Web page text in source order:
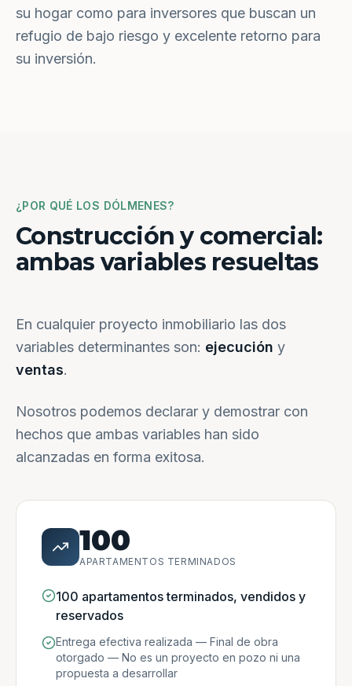
su hogar como para inversores que buscan un
refugio de bajo riesgo y excelente retorno para
su inversión.
¿POR QUÉ LOS DÓLMENES?
Construcción y comercial:
ambas variables resueltas
En cualquier proyecto inmobiliario las dos
variables determinantes son: ejecución y
ventas.
Nosotros podemos declarar y demostrar con
hechos que ambas variables han sido
alcanzadas en forma exitosa.
100
APARTAMENTOS TERMINADOS
100 apartamentos terminados, vendidos y
reservados
Entrega efectiva realizada — Final de obra
otorgado — No es un proyecto en pozo ni una
propuesta a desarrollar